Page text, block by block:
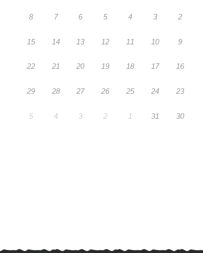
2
3
4
5
6
7
8
9
10
11
12
13
14
15
16
17
18
19
20
21
22
23
24
25
26
27
28
29
30
31
1
2
3
4
5